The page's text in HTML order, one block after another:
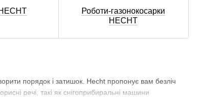
порядок і затишок. Hecht пропонує вам безліч
речі, такі як снігоприбиральні машини
Роботи-газонокосарки
HECHT